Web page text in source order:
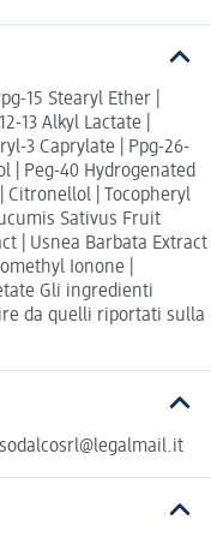
15 Stearyl Ether |
13 Alkyl Lactate |
3 Caprylate | Ppg-26-
| Peg-40 Hydrogenated
Citronellol | Tocopheryl
Sativus Fruit
| Usnea Barbata Extract
Ionone |
Gli ingredienti
da quelli riportati sulla